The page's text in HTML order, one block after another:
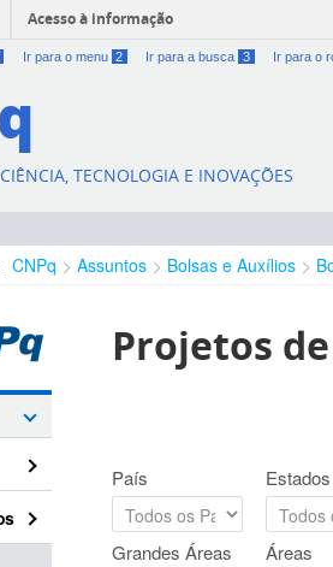
Acesso à informação
Ir para o menu 2 Ir para a busca 3 Ir para o
TECNOLOGIA E INOVAÇÕES
CNPq Assuntos Bolsas e Auxílios
Projetos
País Estados
Grandes Áreas Áreas